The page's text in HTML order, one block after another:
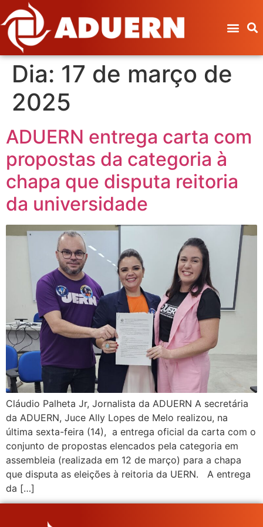
Dia: 17 de março de
2025
ADUERN entrega carta com
propostas da categoria à
chapa que disputa reitoria
da universidade
Cláudio Palheta Jr, Jornalista da ADUERN A secretária
da ADUERN, Juce Ally Lopes de Melo realizou, na
última sexta-feira (14), a entrega oficial da carta com o
conjunto de propostas elencados pela categoria em
assembleia (realizada em 12 de março) para a chapa
que disputa as eleições à reitoria da UERN. A entrega
da […]